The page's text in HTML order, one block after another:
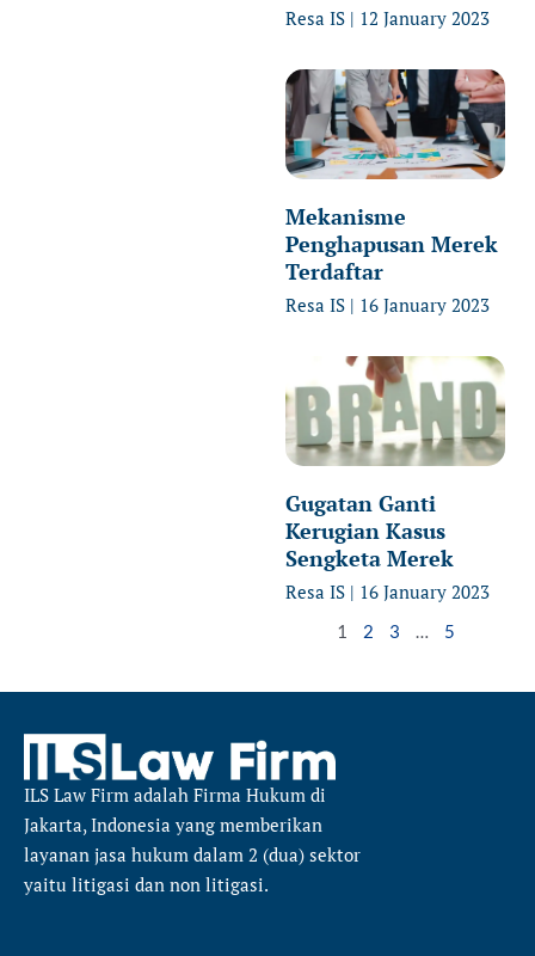
Resa IS 12 January 2023
Mekanisme
Penghapusan Merek
Terdaftar
Resa IS 16 January 2023
Gugatan Ganti
Kerugian Kasus
Sengketa Merek
Resa IS 16 January 2023
1 2 3 5
ILS Law Firm adalah Firma Hukum di
Jakarta, Indonesia yang memberikan
layanan jasa hukum dalam 2 (dua) sektor
yaitu litigasi dan non litigasi.